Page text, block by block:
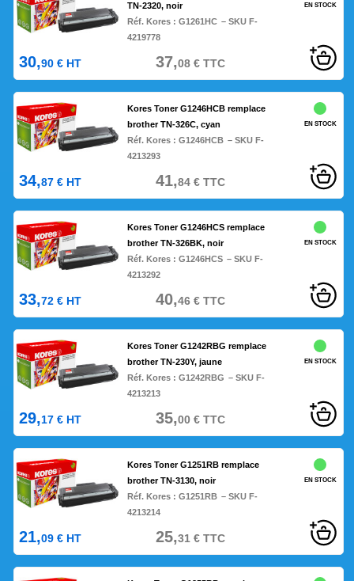
TN-2320, noir
Réf. Kores : G1261HC – SKU F-
4219778
EN STOCK
30,90 € HT 37,08€TTC
Kores Toner G1246HCB remplace
brother TN-326C, cyan
Réf. Kores : G1246HCB – SKU F-
4213293
EN STOCK
34,87 € HT 41,84€TTC
Kores Toner G1246HCS remplace
brother TN-326BK, noir
Réf. Kores : G1246HCS – SKU F-
4213292
EN STOCK
33,72 € HT 40,46€TTC
Kores Toner G1242RBG remplace
brother TN-230Y, jaune
Réf. Kores : G1242RBG – SKU F-
4213213
EN STOCK
29,17 € HT 35,00€TTC
Kores Toner G1251RB remplace
brother TN-3130, noir
Réf. Kores : G1251RB – SKU F-
4213214
EN STOCK
21,09 € HT 25,31€TTC